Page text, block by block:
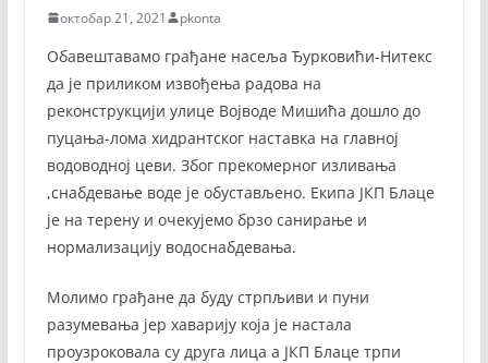
октобар 21, 2021 pkonta
Обавештавамо грађане насеља Ђурковићи-Нитекс
да је приликом извођења радова на
реконструкцији улице Војводе Мишића дошло до
пуцања-лома хидрантског наставка на главној
водоводној цеви. Због прекомерног изливања
,снабдевање воде је обустављено. Екипа ЈКП Блаце
је на терену и очекујемо брзо санирање и
нормализацију водоснабдевања.
Молимо грађане да буду стрпљиви и пуни
разумевања јер хаварију која је настала
проузроковала су друга лица а ЈКП Блаце трпи